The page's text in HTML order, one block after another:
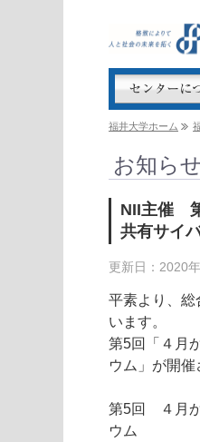
福井大学ホーム
お知らせ
NII主催
共有サイ
更新日：2020
平素より、総
います。
第5回「４月
ウム」が開催
第5回 ４月か
ウム